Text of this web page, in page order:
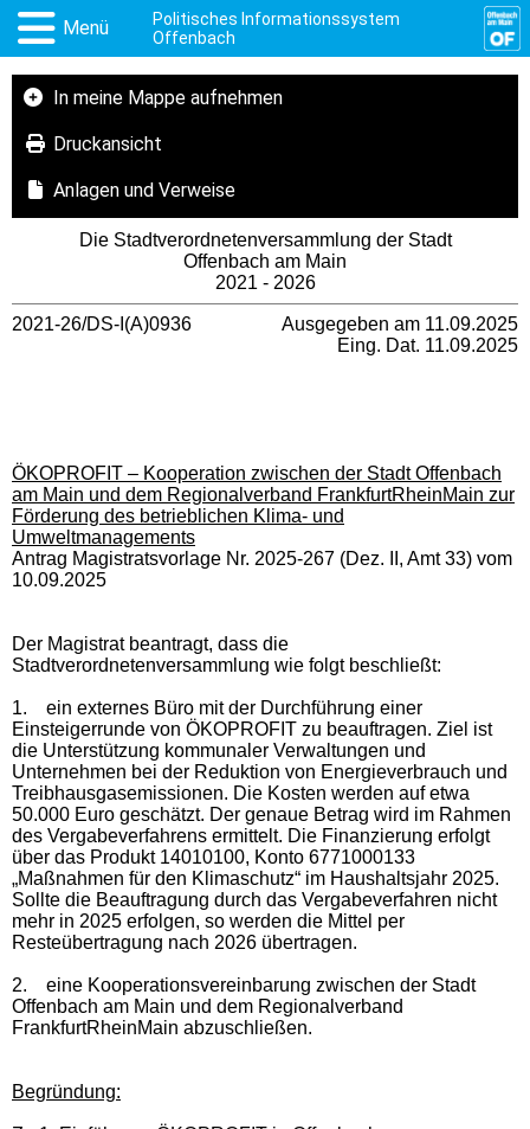
Menü
Politisches Informationssystem
Offenbach
In meine Mappe aufnehmen
Druckansicht
Anlagen und Verweise
Die Stadtverordnetenversammlung der Stadt
Offenbach am Main
2021 - 2026
2021-26/DS-I(A)0936
Ausgegeben am 11.09.2025
Eing. Dat. 11.09.2025
ÖKOPROFIT – Kooperation zwischen der Stadt Offenbach
am Main und dem Regionalverband FrankfurtRheinMain zur
Förderung des betrieblichen Klima- und
Umweltmanagements
Antrag Magistratsvorlage Nr. 2025-267 (Dez. II, Amt 33) vom
10.09.2025
Der Magistrat beantragt, dass die
Stadtverordnetenversammlung wie folgt beschließt:
1.
ein externes Büro mit der Durchführung einer
Einsteigerrunde von ÖKOPROFIT zu beauftragen. Ziel ist
die Unterstützung kommunaler Verwaltungen und
Unternehmen bei der Reduktion von Energieverbrauch und
Treibhausgasemissionen. Die Kosten werden auf etwa
50.000 Euro geschätzt. Der genaue Betrag wird im Rahmen
des Vergabeverfahrens ermittelt. Die Finanzierung erfolgt
über das Produkt 14010100, Konto 6771000133
„Maßnahmen für den Klimaschutz“ im Haushaltsjahr 2025.
Sollte die Beauftragung durch das Vergabeverfahren nicht
mehr in 2025 erfolgen, so werden die Mittel per
Resteübertragung nach 2026 übertragen.
2.
eine Kooperationsvereinbarung zwischen der Stadt
Offenbach am Main und dem Regionalverband
FrankfurtRheinMain abzuschließen.
Begründung: